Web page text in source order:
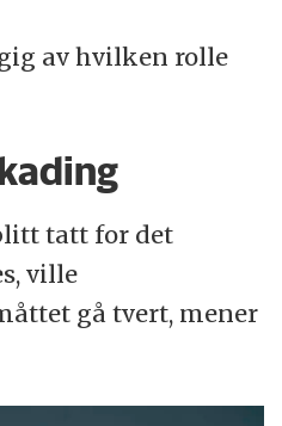
av hvilken rolle
tatt for det
ville
gå tvert, mener